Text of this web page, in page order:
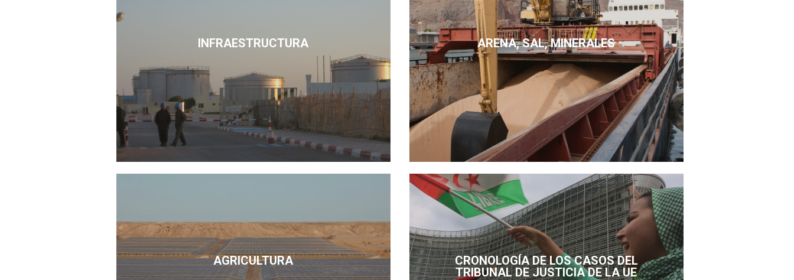
INFRAESTRUCTURA ARENA, SAL, MINERALES
AGRICULTURA
CRONOLOGÍA DE LOS CASOS DEL
TRIBUNAL DE JUSTICIA DE LA UE